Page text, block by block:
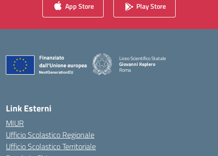
App Store Play Store
Liceo Scientifico Statale
Giovanni Keplero
Roma
Link Esterni
MIUR
Ufficio Scolastico Regionale
Ufficio Scolastico Territoriale